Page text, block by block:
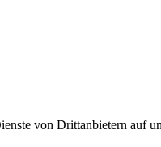
von Drittanbietern auf